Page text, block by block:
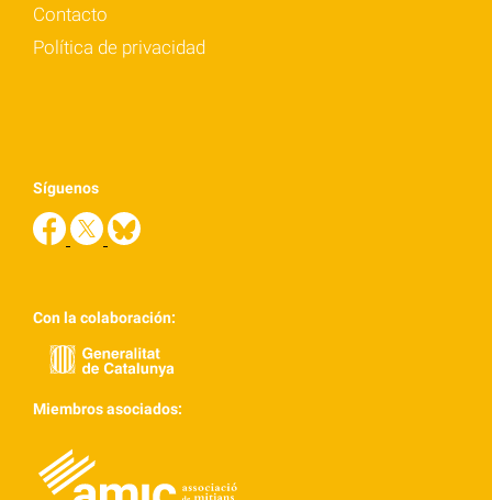
Contacto
Política de privacidad
Síguenos
Con la colaboración:
Miembros asociados: